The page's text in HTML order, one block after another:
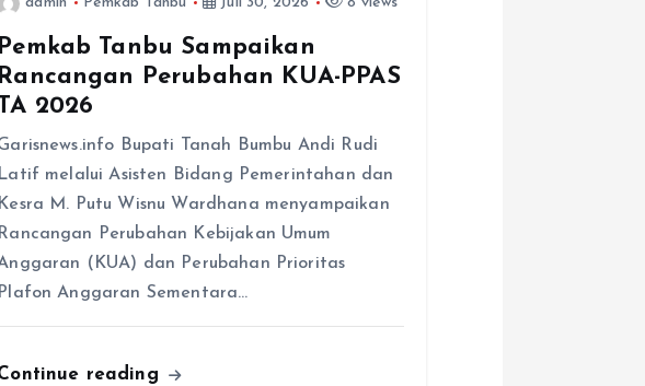
Pemkab Tanbu Sampaikan
Rancangan Perubahan KUA-PPAS
2026
Bupati Tanah Bumbu Andi Rudi
Latif melalui Asisten Bidang Pemerintahan dan
Kesra M. Putu Wisnu Wardhana menyampaikan
Rancangan Perubahan Kebijakan Umum
(KUA) dan Perubahan Prioritas
Plafon Anggaran Sementara…
reading